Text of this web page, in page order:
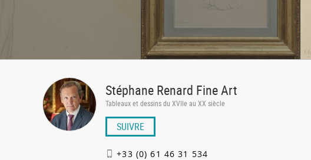
Stéphane Renard Fine Art
Tableaux et dessins du XVIIe au XX siècle
SUIVRE
+33 (0) 61 46 31 534